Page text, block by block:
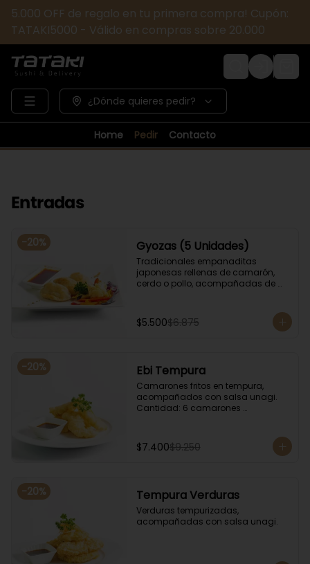
5.000 OFF de regalo en tu primera compra! Cupón:
TATAKI5000 - Válido en compras sobre 20.000
Login
¿Dónde quieres pedir?
Home Pedir Contacto
Entradas
-20% Gyozas (5 Unidades)
Tradicionales empanaditas
japonesas rellenas de camarón,
cerdo o pollo, acompañadas de
$5.500$6.875
-20% Ebi Tempura
Camarones fritos en tempura,
acompañados con salsa unagi.
Cantidad: 6 camarones
$7.400$9.250
-20% Tempura Verduras
Verduras tempurizadas,
acompañadas con salsa unagi.